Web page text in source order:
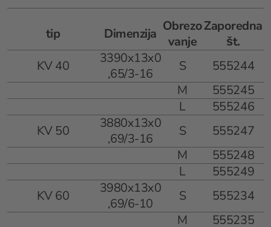
tip Dimenzija Obrezo
vanje
Zaporedna
št.
KV 40
3390x13x0
,65/3-16
S
555244
M
555245
L
555246
KV 50
3880x13x0
,69/3-16
S
555247
M
555248
L
555249
KV 60
3980x13x0
,69/6-10
S
555234
M
555235